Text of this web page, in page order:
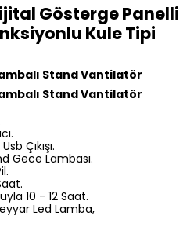
Gösterge Panelli
Kule Tipi
Stand Vantilatör
Stand Vantilatör
Çıkışı.
Gece Lambası.
10 - 12 Saat.
Led Lamba,